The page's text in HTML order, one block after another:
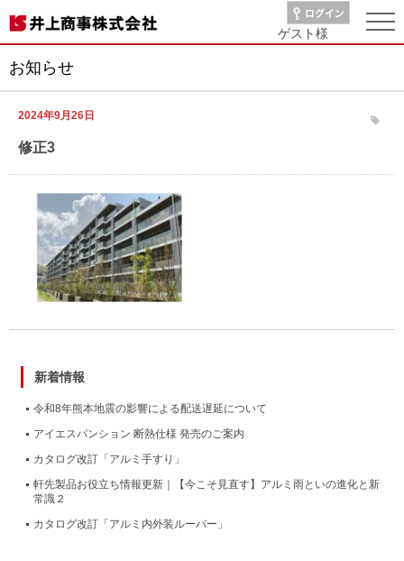
ゲスト様
お知らせ
2024年9月26日
修正3
新着情報
令和8年熊本地震の影響による配送遅延について
アイエスパンション 断熱仕様 発売のご案内
カタログ改訂「アルミ手すり」
軒先製品お役立ち情報更新｜【今こそ見直す】アルミ雨といの進化と新
常識２
カタログ改訂「アルミ内外装ルーバー」